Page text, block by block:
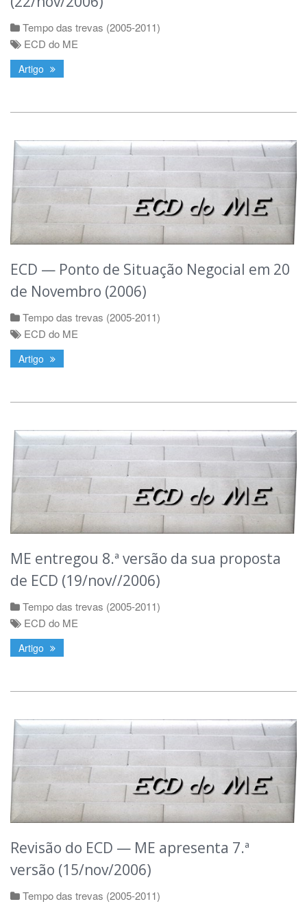
Tempo das trevas (2005-2011)
ECD do ME
Artigo
ECD — Ponto de Situação Negocial em 20
de Novembro (2006)
Tempo das trevas (2005-2011)
ECD do ME
Artigo
ME entregou 8.ª versão da sua proposta
de ECD (19/nov//2006)
Tempo das trevas (2005-2011)
ECD do ME
Artigo
Revisão do ECD — ME apresenta 7.ª
versão (15/nov/2006)
Tempo das trevas (2005-2011)